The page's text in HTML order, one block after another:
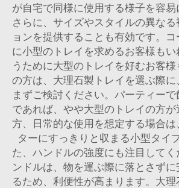
が自宅で同様に使用する様子を容易
さらに、サイズやスタイルの異な
ョンを提供することも有効です。
に小型のトレイを求めるお客様も
うために大型のトレイを好むお客
の方は、大理石製トレイを選ぶ際に
まずご検討ください。パーティー
であれば、やや大型のトレイの方
方、日常的な使用を想定する場合
ターにすっきりと収まる小型タイ
た、ハンドルの強度にも注目して
ンドルは、物を運ぶ際に落とさず
るため、利便性が高まります。大